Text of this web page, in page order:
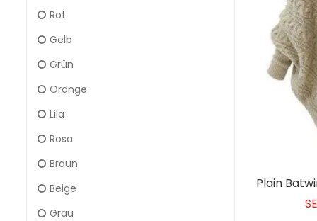
Rot
Gelb
Grün
Orange
Lila
Rosa
Braun
Beige
Grau